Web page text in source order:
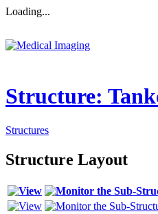
Loading...
Structure:
Structures
Structure Layout